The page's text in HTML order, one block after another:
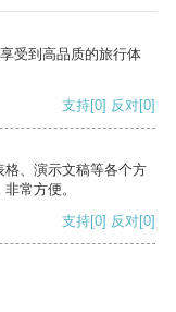
受到高品质的旅行体
支持[0] 反对[0]
、演示文稿等各个方
常方便。
支持[0] 反对[0]